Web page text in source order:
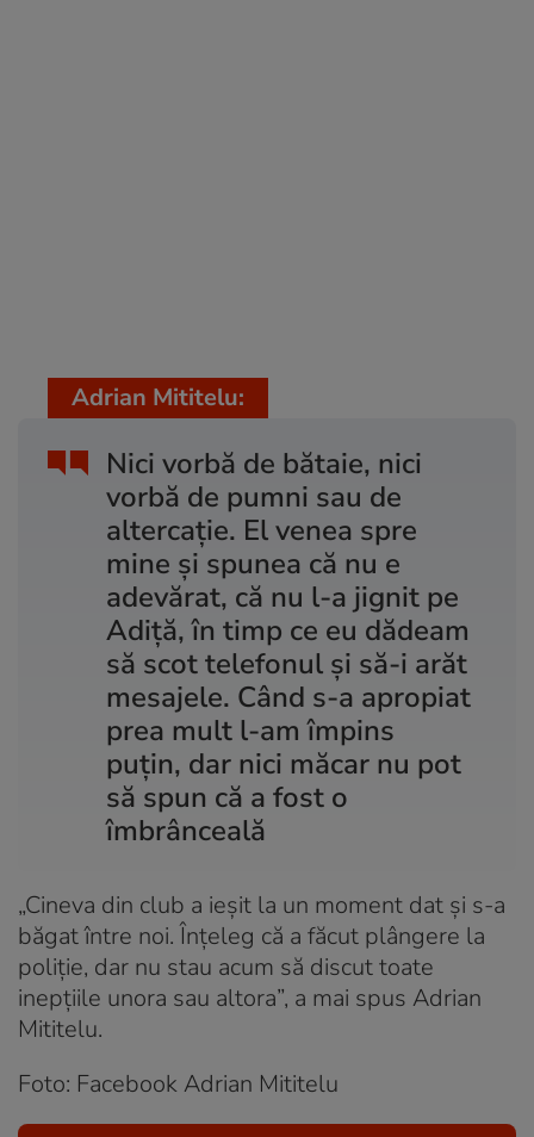
Nici vorbă de bătaie, nici
vorbă de pumni sau de
altercație. El venea spre
mine și spunea că nu e
adevărat, că nu l-a jignit pe
Adiță, în timp ce eu dădeam
să scot telefonul și să-i arăt
mesajele. Când s-a apropiat
prea mult l-am împins
puțin, dar nici măcar nu pot
să spun că a fost o
îmbrânceală
Adrian Mititelu:
„Cineva din club a ieșit la un moment dat și s-a
băgat între noi. Înțeleg că a făcut plângere la
poliție, dar nu stau acum să discut toate
inepțiile unora sau altora”, a mai spus Adrian
Mititelu.
Foto: Facebook Adrian Mititelu